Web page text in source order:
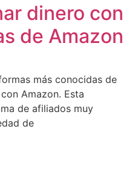
dinero con
de Amazon
más conocidas de
Amazon. Esta
de afiliados muy
de